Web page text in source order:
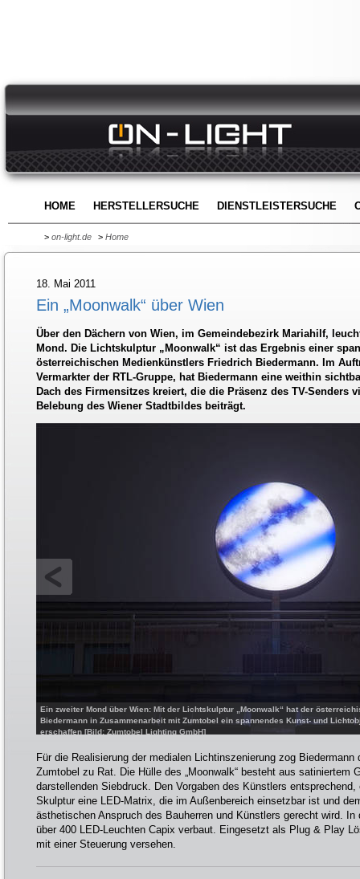
HOME HERSTELLERSUCHE DIENSTLEISTERSUCHE
> on-light.de > Home
18. Mai 2011
Ein „Moonwalk“ über Wien
Über den Dächern von Wien, im Gemeindebezirk Mariahilf,
Mond. Die Lichtskulptur „Moonwalk“ ist das Ergebnis einer
österreichischen Medienkünstlers Friedrich Biedermann. Im
Vermarkter der RTL-Gruppe, hat Biedermann eine weithin
Dach des Firmensitzes kreiert, die die Präsenz des TV-Senders
Belebung des Wiener Stadtbildes beiträgt.
Ein zweiter Mond über Wien: Mit der Lichtskulptur „Moonwalk“ hat der
Biedermann in Zusammenarbeit mit Zumtobel ein spannendes Kunst- und
erschaffen [Bild: Zumtobel Lighting GmbH]
Für die Realisierung der medialen Lichtinszenierung zog Biedermann
Zumtobel zu Rat. Die Hülle des „Moonwalk“ besteht aus satiniertem
darstellenden Siebdruck. Den Vorgaben des Künstlers
Skulptur eine LED-Matrix, die im Außenbereich einsetzbar ist und
ästhetischen Anspruch des Bauherren und Künstlers gerecht wird. In
über 400 LED-Leuchten Capix verbaut. Eingesetzt als Plug & Play
mit einer Steuerung versehen.